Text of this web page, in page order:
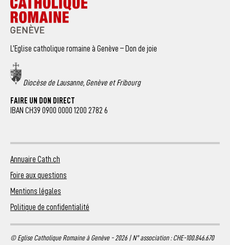
L’Eglise catholique romaine à Genève – Don de joie
Diocèse de Lausanne, Genève et Fribourg
FAIRE UN DON DIRECT
IBAN CH39 0900 0000 1200 2782 6
Annuaire Cath.ch
Foire aux questions
Mentions légales
Politique de confidentialité
© Eglise Catholique Romaine à Genève - 2026 | N° association : CHE-100.846.670